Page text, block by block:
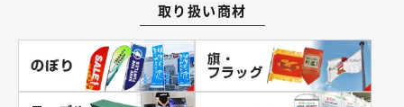
取り扱い商材